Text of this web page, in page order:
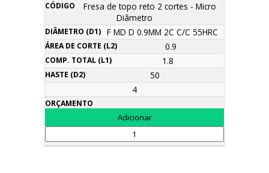
Fresa de topo reto 2 cortes - Micro
Diâmetro
F MD D 0.9MM 2C C/C 55HRC
0.9
1.8
50
4